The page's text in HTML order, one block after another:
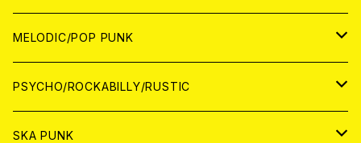
アナログ
CD
WORLD
アナログ
CD
MELODIC/POP PUNK
JAPAN
CD
WORLD
PSYCHO/ROCKABILLY/RUSTIC
JAPAN
SKA PUNK